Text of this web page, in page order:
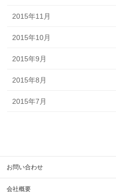
2015年11月
2015年10月
2015年9月
2015年8月
2015年7月
お問い合わせ
会社概要